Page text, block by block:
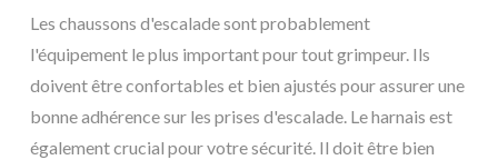
Les chaussons d'escalade sont probablement
l'équipement le plus important pour tout grimpeur. Ils
doivent être confortables et bien ajustés pour assurer une
bonne adhérence sur les prises d'escalade. Le harnais est
également crucial pour votre sécurité. Il doit être bien